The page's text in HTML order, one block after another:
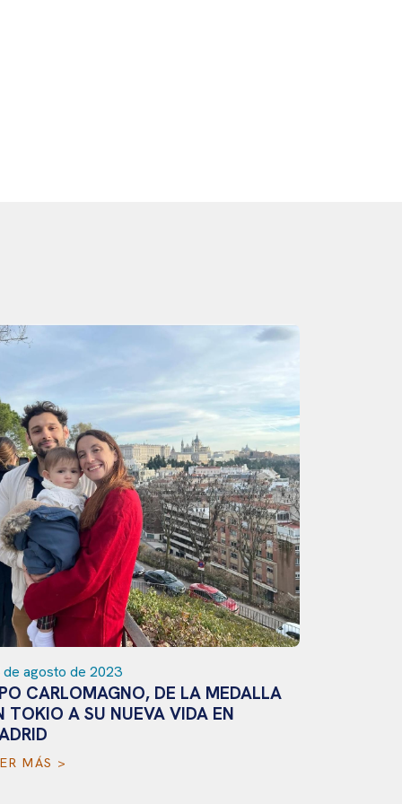
de agosto de 2023
CARLOMAGNO, DE LA MEDALLA
TOKIO A SU NUEVA VIDA EN
MÁS >